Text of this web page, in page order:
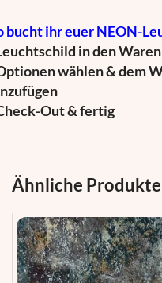
bucht ihr euer NEON-
in den
wählen & dem
Out & fertig
Ähnliche Produkte